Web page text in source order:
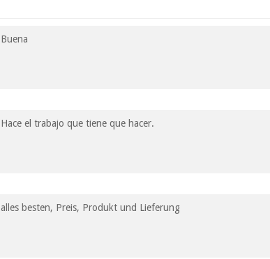
Buena
Hace el trabajo que tiene que hacer.
alles besten, Preis, Produkt und Lieferung